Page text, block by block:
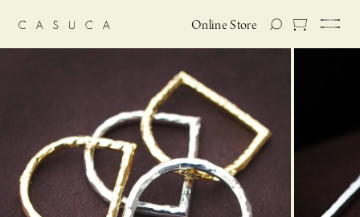
Online Store